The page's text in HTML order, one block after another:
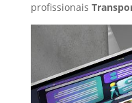
profissionais